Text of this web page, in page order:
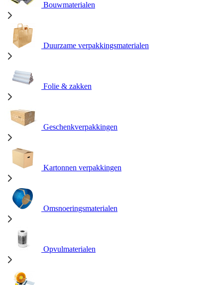
Bouwmaterialen
Duurzame verpakkingsmaterialen
Folie & zakken
Geschenkverpakkingen
Kartonnen verpakkingen
Omsnoeringsmaterialen
Opvulmaterialen